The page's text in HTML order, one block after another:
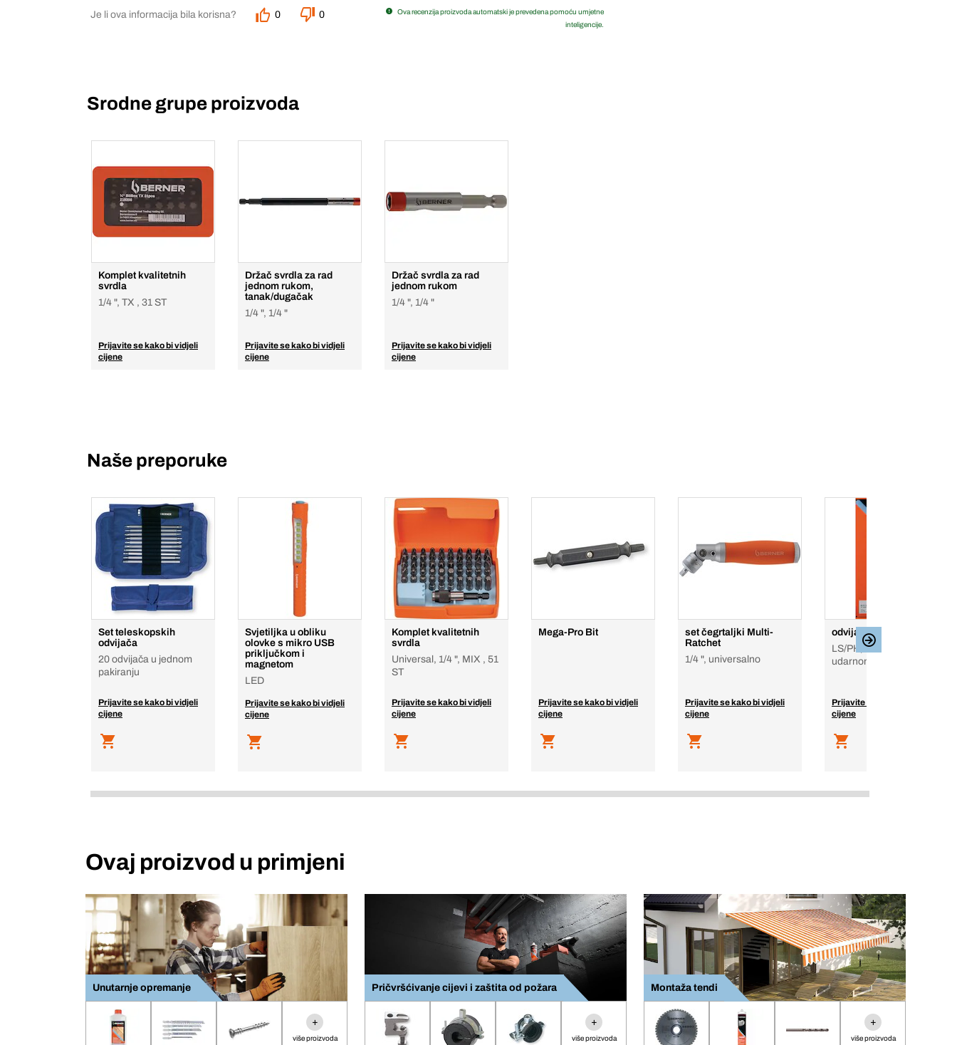
Je li ova informacija bila korisna? 0 0
Ova recenzija proizvoda automatski je prevedena pomoću umjetne
inteligencije.
Srodne grupe proizvoda
Komplet kvalitetnih
svrdla
1/4 ", TX , 31 ST
Prijavite se kako bi vidjeli
cijene
Držač svrdla za rad
jednom rukom,
tanak/dugačak
1/4 ", 1/4 "
Prijavite se kako bi vidjeli
cijene
Držač svrdla za rad
jednom rukom
1/4 ", 1/4 "
Prijavite se kako bi vidjeli
cijene
Naše preporuke
Set teleskopskih
odvijača
20 odvijača u jednom
pakiranju
Prijavite se kako bi vidjeli
cijene
Svjetiljka u obliku
olovke s mikro USB
priključkom i
magnetom
LED
Prijavite se kako bi vidjeli
cijene
Komplet kvalitetnih
svrdla
Universal, 1/4 ", MIX , 51
ST
Prijavite se kako bi vidjeli
cijene
Mega-Pro Bit
Prijavite se kako bi vidjeli
cijene
set čegrtaljki Multi-
Ratchet
1/4 ", universalno
Prijavite se kako bi vidjeli
cijene
odvijači-sortiment 2K
LS/PH, Premium, sa
udarnom kapom
Prijavite se kako bi vidjeli
cijene
Ovaj proizvod u primjeni
Unutarnje opremanje
+
više proizvoda
Pričvršćivanje cijevi i zaštita od požara
+
više proizvoda
Montaža tendi
+
više proizvoda